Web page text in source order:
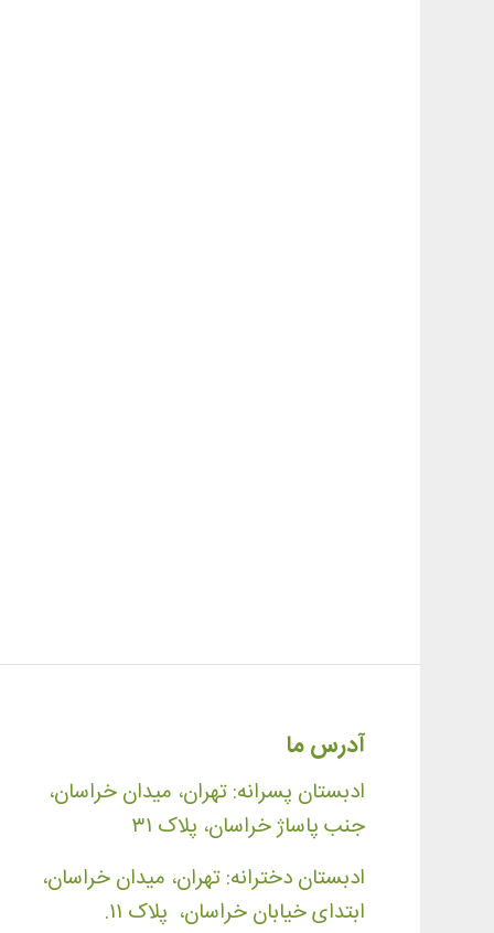
آدرس ما
ادبستان پسرانه: تهران، میدان خراسان،
جنب پاساژ خراسان، پلاک ۳۱
ادبستان دخترانه: تهران، میدان خراسان،
ابتدای خیابان خراسان، پلاک ۱۱.